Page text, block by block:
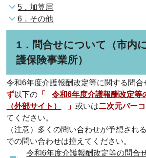
5．加算届
6．その他
1．問合せについて（市内
護保険事業所）
令和6年度介護報酬改定等に関する問合
ず以下の 「
令和6年度介護報酬改定等
（外部サイト）
」或いは二次元バー
てください。
（注意）多くの問い合わせが予想され
での問い合わせは控えてください。
令和6年度介護報酬改定等の問合